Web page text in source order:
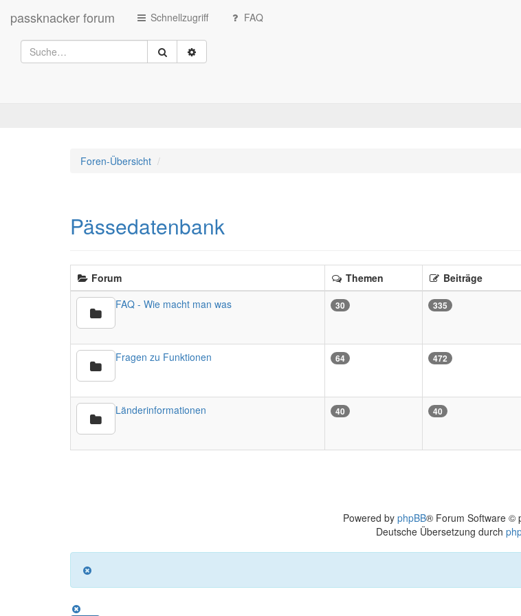
passknacker forum Schnellzugriff FAQ
Foren-Übersicht
Pässedatenbank
Forum Themen Beiträge
FAQ - Wie macht man was
30 335
Fragen zu Funktionen 64 472
Länderinformationen 40 40
Powered by phpBB® Forum Software ©
Deutsche Übersetzung durch